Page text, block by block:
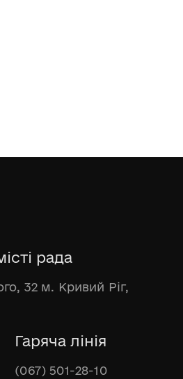
рада
32 м. Кривий Ріг,
Гаряча лінія
(067) 501-28-10